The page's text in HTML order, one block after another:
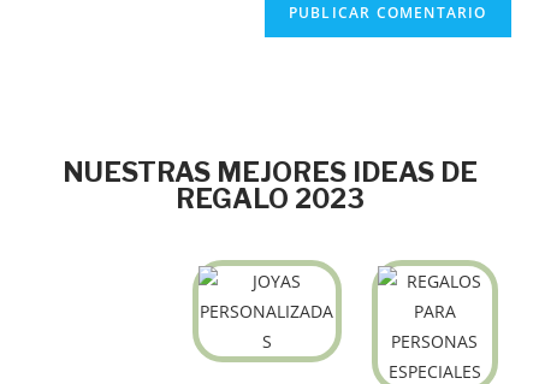
NUESTRAS MEJORES IDEAS DE
REGALO 2023